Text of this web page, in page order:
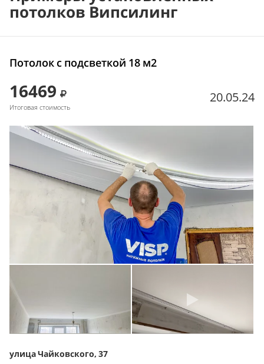
потолков Випсилинг
Потолок с подсветкой 18 м2
16469
Итоговая стоимость
20.05.24
улица Чайковского, 37